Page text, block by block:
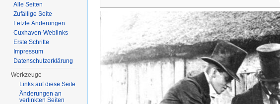
Alle Seiten
Zufällige Seite
Letzte Änderungen
Cuxhaven-Weblinks
Erste Schritte
Impressum
Datenschutzerklärung
Werkzeuge
Links auf diese Seite
Änderungen an
verlinkten Seiten